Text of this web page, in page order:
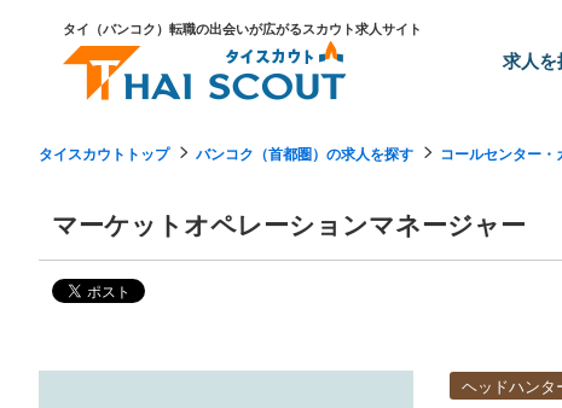
タイ（バンコク）転職の出会いが広がるスカウト求人サイト
求人
タイスカウトトップ バンコク（首都圏）の求人を探す コールセンター
マーケットオペレーションマネージャー
ヘッドハンタ